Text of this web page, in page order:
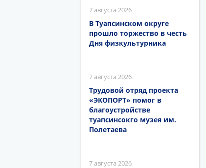
7 августа 2026
В Туапсинском округе
прошло торжество в честь
Дня физкультурника
7 августа 2026
Трудовой отряд проекта
«ЭКОПОРТ» помог в
благоустройстве
туапсинсокго музея им.
Полетаева
7 августа 2026